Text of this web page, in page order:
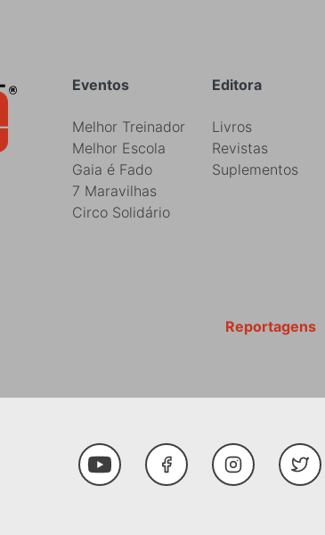
Rodapé Editora
Livros
Revistas
Suplementos
Eventos
Melhor Treinador
Melhor Escola
Gaia é Fado
7 Maravilhas
Circo Solidário
Reportagens
Youtube FacebookInstagramTwitter